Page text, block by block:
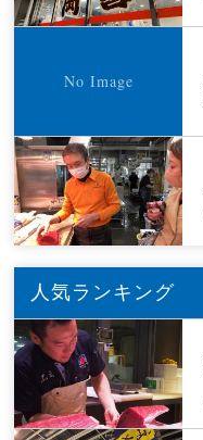
人気ランキング